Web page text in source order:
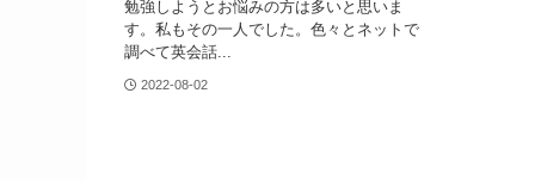
勉強しようとお悩みの方は多いと思いま
す。私もその一人でした。色々とネットで
調べて英会話...
2022-08-02